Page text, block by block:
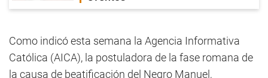
Como indicó esta semana la Agencia Informativa
Católica (AICA), la postuladora de la fase romana de
la causa de beatificación del Negro Manuel,